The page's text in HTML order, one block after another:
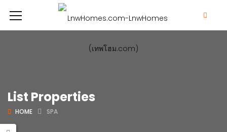
List Properties
HOME SPA